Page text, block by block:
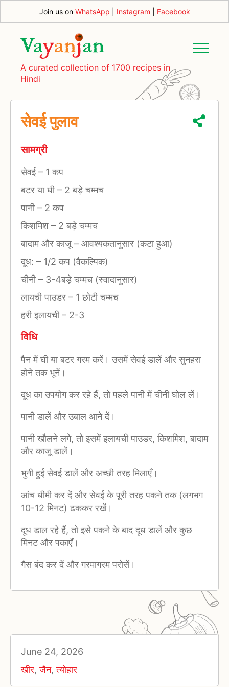
Join us on WhatsApp Instagram Facebook
A curated collection of 1700 recipes in
Hindi
सेवई पुलाव
सामग्री
सेवई– 1 कप
बटर या घी– 2 बड़े चम्मच
पानी– 2 कप
किशमिश – 2 बड़े चम्मच
बादाम और काजू – आवश्यकतानुसार (कटा हुआ)
दूध: – 1/2 कप (वैकल्पिक)
चीनी– 3-4बड़े चम्मच (स्वादानुसार)
लायची पाउडर – 1 छोटी चम्मच
हरी इलायची– 2-3
विधि
पैन में घी या बटर गरम करें। उसमें सेवई डालें और सुनहरा
होने तक भूनें।
दूध का उपयोग कर रहे हैं, तो पहले पानी में चीनी घोल लें।
पानी डालें और उबाल आने दें।
पानी खौलने लगे, तो इसमें इलायची पाउडर, किशमिश, बादाम
और काजू डालें।
भुनी हुई सेवई डालें और अच्छी तरह मिलाएँ।
आंच धीमी कर दें और सेवई के पूरी तरह पकने तक (लगभग
10-12 मिनट) ढककर रखें।
दूध डाल रहे हैं, तो इसे पकने के बाद दूध डालें और कुछ
मिनट और पकाएँ।
गैस बंद कर दें और गरमागरम परोसें।
June 24, 2026
खीर,जैन,त्योहार